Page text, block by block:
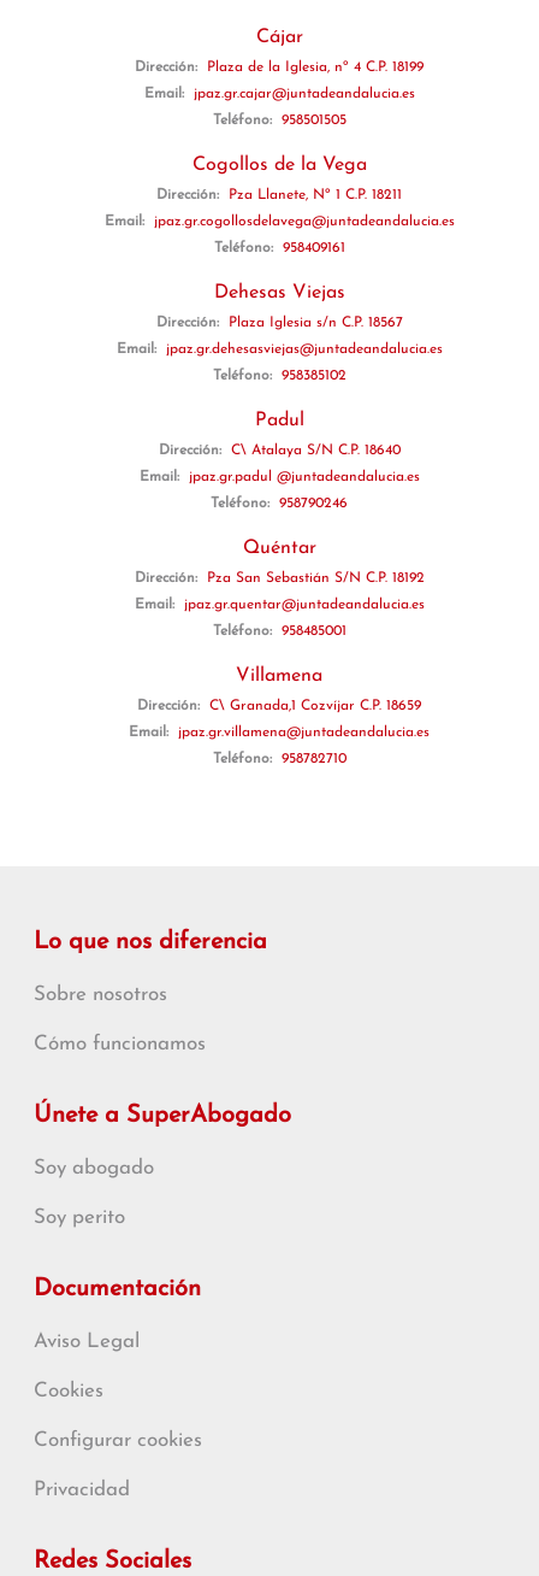
Cájar
Dirección:
Plaza de la Iglesia, nº 4 C.P. 18199
Email:
jpaz.gr.cajar@juntadeandalucia.es
Teléfono:
958501505
Cogollos de la Vega
Dirección:
Pza Llanete, Nº 1 C.P. 18211
Email:
jpaz.gr.cogollosdelavega@juntadeandalucia.es
Teléfono:
958409161
Dehesas Viejas
Dirección:
Plaza Iglesia s/n C.P. 18567
Email:
jpaz.gr.dehesasviejas@juntadeandalucia.es
Teléfono:
958385102
Padul
Dirección:
C\ Atalaya S/N C.P. 18640
Email:
jpaz.gr.padul @juntadeandalucia.es
Teléfono:
958790246
Quéntar
Dirección:
Pza San Sebastián S/N C.P. 18192
Email:
jpaz.gr.quentar@juntadeandalucia.es
Teléfono:
958485001
Villamena
Dirección:
C\ Granada,1 Cozvíjar C.P. 18659
Email:
jpaz.gr.villamena@juntadeandalucia.es
Teléfono:
958782710
Lo que nos diferencia
Sobre nosotros
Cómo funcionamos
Únete a SuperAbogado
Soy abogado
Soy perito
Documentación
Aviso Legal
Cookies
Configurar cookies
Privacidad
Redes Sociales